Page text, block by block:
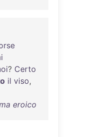
? Certo
il viso,
eroico